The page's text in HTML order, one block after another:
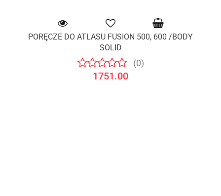
PORĘCZE DO ATLASU FUSION 500, 600 /BODY
SOLID
(0)
1751.00